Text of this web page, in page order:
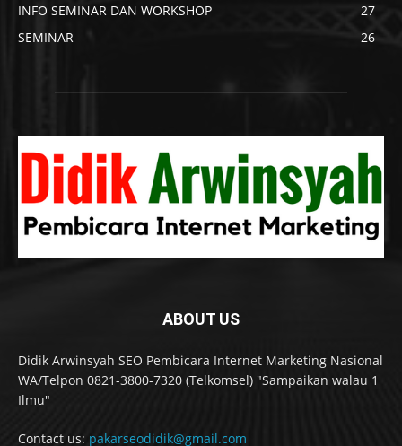
INFO SEMINAR DAN WORKSHOP
27
SEMINAR
26
ABOUT US
Didik Arwinsyah SEO Pembicara Internet Marketing Nasional
WA/Telpon 0821-3800-7320 (Telkomsel) "Sampaikan walau 1
Ilmu"
Contact us: pakarseodidik@gmail.com